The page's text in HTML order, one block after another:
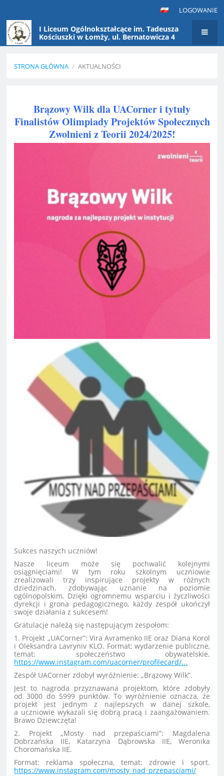
LOGOWANIE
I Liceum Ogólnokształcące im. Tadeusza
Kościuszki w Łomży, ul. Bernatowicza 4
STRONA GŁÓWNA / AKTUALNOŚCI
Brązowy Wilk dla UACorner i tytuły
Finalistów Olimpiady Projektów Społecznych
Zwolnieni z Teorii 2024/2025!
Sukces naszych uczniów!
Nasze liceum może się pochwalić kolejnymi
osiągnięciami! W tym roku szkolnym uczniowie
zrealizowali trzy inspirujące projekty w różnych
dziedzinach, zdobywając uznanie na poziomie
ogólnopolskim. Dzięki ogromnemu wsparciu i życzliwości
dyrekcji i grona pedagogicznego, każdy zespół ukończył
swoje działania z sukcesem!
Gratulacje należą się następującym zespołom:
1. Projekt „UACorner”: Vira Avramenko IIE oraz Diana Korol
i Oleksandra Lavryniv KLO. Format: wydarzenie publiczne,
temat: społeczeństwo obywatelskie.
https://www.instagram.com/uacorner/profilecard/...
Zespół UACorner zdobył wyróżnienie: „Brązowy Wilk”.
Jest to nagroda przyznawana projektom, które zdobyły
od 3000 do 5999 punktów. To wyróżnienie oznacza, że
projekt jest jednym z najlepszych w danej szkole,
a uczniowie wykazali się dobrą pracą i zaangażowaniem.
Brawo Dziewczęta!
2. Projekt „Mosty nad przepaściami”: Magdalena
Dobrzańska IIE, Katarzyna Dąbrowska IIE, Weronika
Choromańska IIE.
Format: reklama społeczna, temat: zdrowie i sport.
https://www.instagram.com/mosty_nad_przepasciami/